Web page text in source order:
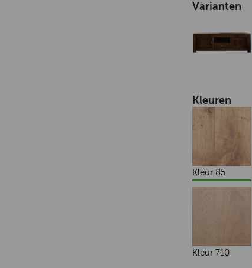
Varianten
Kleuren
Kleur 85
Kleur 710